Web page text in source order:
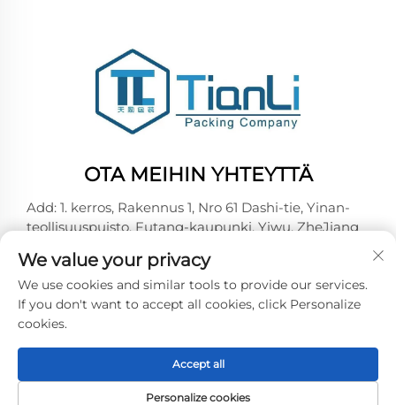
OTA MEIHIN YHTEYTTÄ
Add: 1. kerros, Rakennus 1, Nro 61 Dashi-tie, Yinan-
teollisuuspuisto, Futang-kaupunki, Yiwu, ZheJiang
Puh: +86-18257492146
Sähköposti:[email protected]
Kaikki oikeudet pidätetään -
We value your privacy
We use cookies and similar tools to provide our services.
If you don't want to accept all cookies, click Personalize
cookies.
Personalize cookies
Accept all